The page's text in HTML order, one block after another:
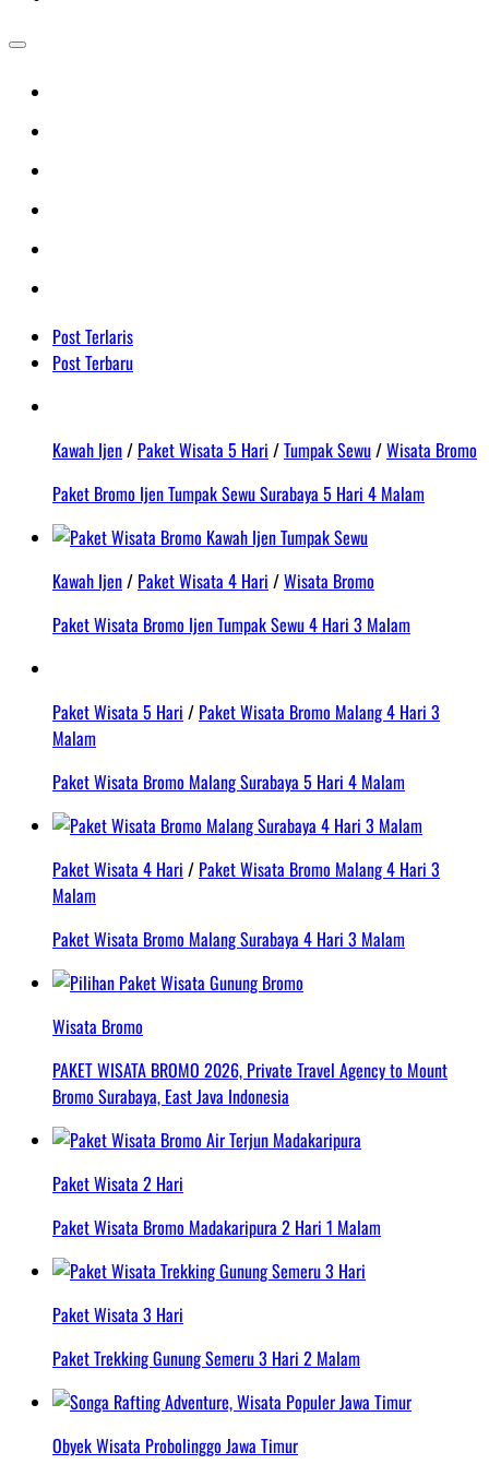
Post Terlaris
Post Terbaru
Kawah Ijen/ Paket Wisata 5 Hari /Tumpak Sewu/Wisata Bromo
Paket Bromo Ijen Tumpak Sewu Surabaya 5 Hari 4 Malam
Kawah Ijen/ Paket Wisata 4 Hari /Wisata Bromo
Paket Wisata Bromo Ijen Tumpak Sewu 4 Hari 3 Malam
Paket Wisata 5 Hari / Paket Wisata Bromo Malang 4 Hari 3
Malam
Paket Wisata Bromo Malang Surabaya 5 Hari 4 Malam
Paket Wisata 4 Hari / Paket Wisata Bromo Malang 4 Hari 3
Malam
Paket Wisata Bromo Malang Surabaya 4 Hari 3 Malam
Wisata Bromo
PAKET WISATA BROMO 2026, Private Travel Agency to Mount
Bromo Surabaya, East Java Indonesia
Paket Wisata 2 Hari
Paket Wisata Bromo Madakaripura 2 Hari 1 Malam
Paket Wisata 3 Hari
Paket Trekking Gunung Semeru 3 Hari 2 Malam
Obyek Wisata Probolinggo Jawa Timur